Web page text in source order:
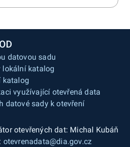
datovou sadu
lokální katalog
katalog
využívající otevřená data
datové sady k otevření
otevřených dat: Michal Kubáň
otevrenadata@dia.gov.cz